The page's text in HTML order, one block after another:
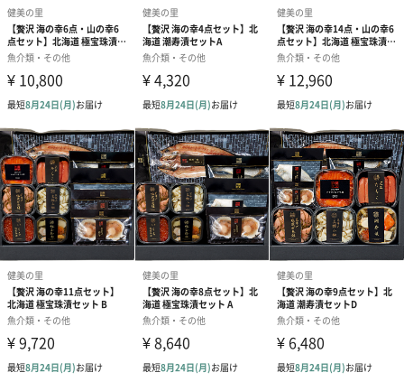
極宝珠漬 北海道”海の宝箱”50g ×1
具材には北海道産のこだわりの素材バフンウニ・蝦夷アワビ・ず
わいがに・数の子・いくらを使用。
さらに北海道産の昆布を贅沢に使用しました。
完熟たらこ60g ×1
眩しく輝く色が鮮度の証。
原卵の鮮度と完熟にこだわり秘伝の調味液に漬け込んだ一品で
す。
昆布〆塩蔵新巻鮭50g ×1